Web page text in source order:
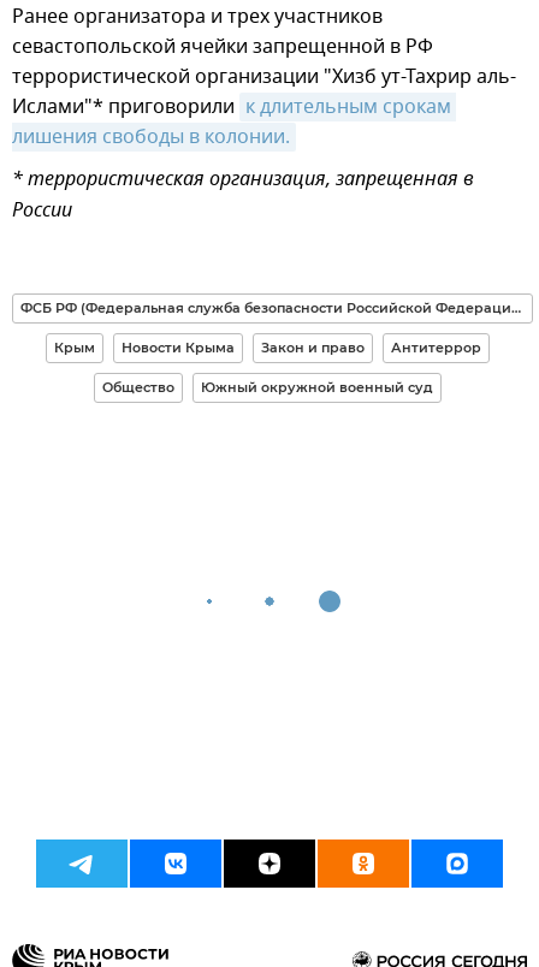
Ранее организатора и трех участников
севастопольской ячейки запрещенной в РФ
террористической организации "Хизб ут-Тахрир аль-
Ислами"* приговорили к длительным срокам
лишения свободы в колонии.
* террористическая организация, запрещенная в
России
ФСБ РФ (Федеральная служба безопасности Российской Федерации)
Крым Новости Крыма Закон и право Антитеррор
Общество Южный окружной военный суд